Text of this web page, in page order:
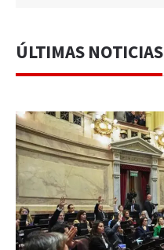
ÚLTIMAS NOTICIAS